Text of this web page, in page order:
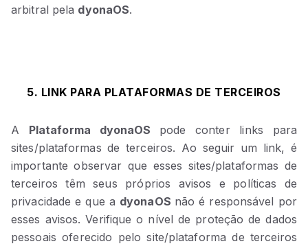
arbitral pela dyonaOS.
5. LINK PARA PLATAFORMAS DE TERCEIROS
A Plataforma dyonaOS pode conter links para
sites/plataformas de terceiros. Ao seguir um link, é
importante observar que esses sites/plataformas de
terceiros têm seus próprios avisos e políticas de
privacidade e que a dyonaOS não é responsável ​​por
esses avisos. Verifique o nível de proteção de dados
pessoais oferecido pelo site/plataforma de terceiros